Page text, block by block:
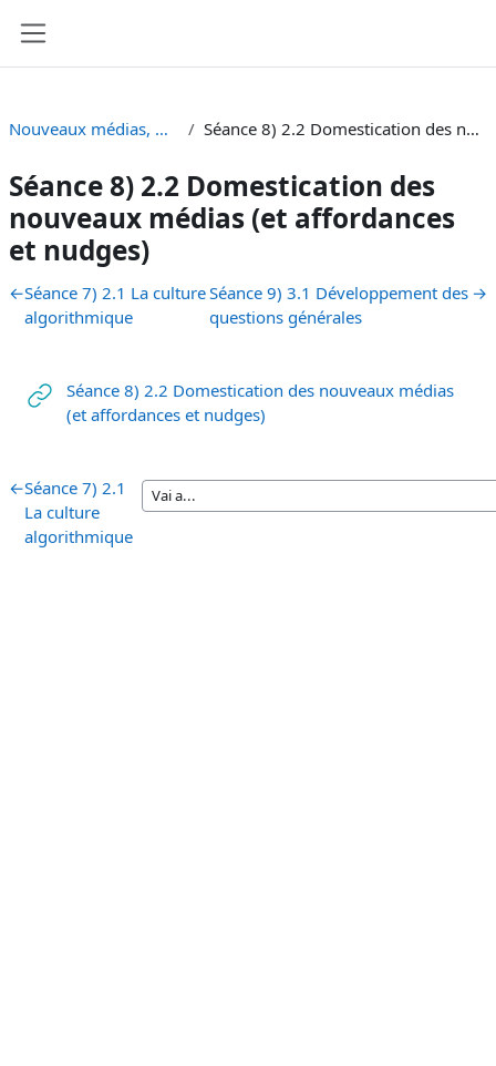
Nouveaux médias, médias et usagers [SA 23] Séance 8) 2.2 Domestication des nouveaux médias (et affordances et nudges)
Séance 8) 2.2 Domestication des
nouveaux médias (et affordances
et nudges)
Schema della sezione
←Séance 7) 2.1 La culture
algorithmique
Séance 9) 3.1 Développement des
questions générales
→
Séance 8) 2.2 Domestication des nouveaux médias
(et affordances et nudges)
←Séance 7) 2.1
La culture
algorithmique